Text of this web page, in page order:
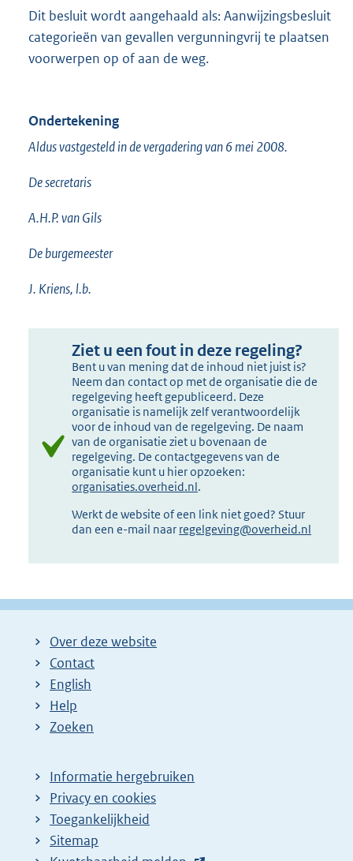
Dit besluit wordt aangehaald als: Aanwijzingsbesluit
categorieën van gevallen vergunningvrij te plaatsen
voorwerpen op of aan de weg.
Ondertekening
Aldus vastgesteld in de vergadering van 6 mei 2008.
De secretaris
A.H.P. van Gils
De burgemeester
J. Kriens, l.b.
Ziet u een fout in deze regeling?
Bent u van mening dat de inhoud niet juist is?
Neem dan contact op met de organisatie die de
regelgeving heeft gepubliceerd. Deze
organisatie is namelijk zelf verantwoordelijk
voor de inhoud van de regelgeving. De naam
van de organisatie ziet u bovenaan de
regelgeving. De contactgegevens van de
organisatie kunt u hier opzoeken:
organisaties.overheid.nl.
Werkt de website of een link niet goed? Stuur
dan een e-mail naar regelgeving@overheid.nl
Over deze website
Contact
English
Help
Zoeken
Informatie hergebruiken
Privacy en cookies
Toegankelijkheid
Sitemap